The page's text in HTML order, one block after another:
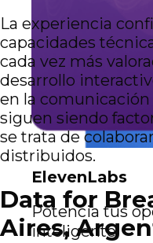
ElevenLabs
Potencia tus
inteligente.
La experiencia
capacidades
cada vez más
desarrollo
en la
siguen siendo
se trata de
distribuidos.
Data for
Aires,